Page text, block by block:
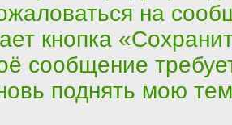
на
кнопка
сообщение
поднять мою